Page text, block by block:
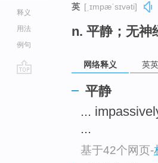
释义
用法
例句
英 [ˌɪmpæˈsɪvəti]
n. 平静；无神
网络释义 英
平静
...
...
基于42个网页-